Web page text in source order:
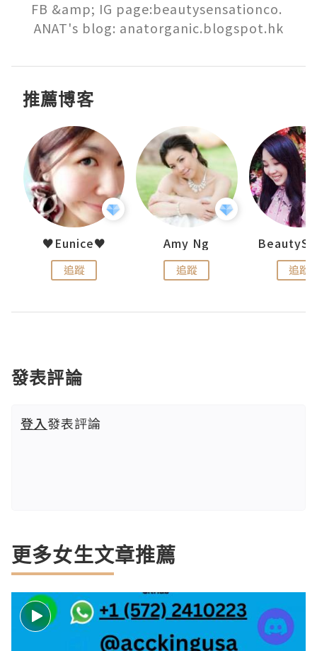
FB &amp; IG page:beautysensationco.
ANAT's blog: anatorganic.blogspot.hk
推薦博客
♥Eunice♥
追蹤
Amy Ng
追蹤 追蹤
發表評論
登入發表評論
更多女生文章推薦